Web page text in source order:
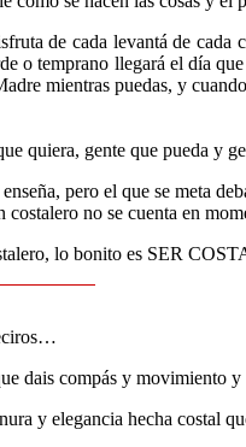
de cada levantá de
o temprano llegará el día
mientras puedas, y
quiera, gente que pueda y
pero el que se meta
no se cuenta en
lo bonito es SER
dais compás y movimiento
y elegancia hecha costal